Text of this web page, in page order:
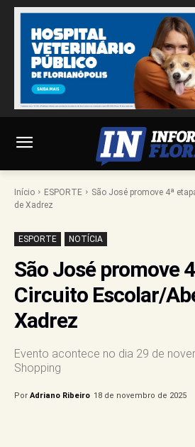
Início ESPORTE
São José promove 4ª
de Xadrez
ESPORTE NOTÍCIA
São José promove
Circuito Escolar/
Xadrez
Evento acontece no dia 29 de
Shopping
Por Adriano Ribeiro 18 de novembro de 2025